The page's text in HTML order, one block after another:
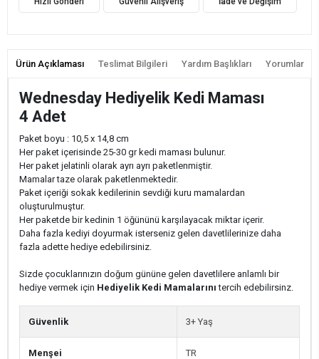
Ürün Açıklaması Teslimat Bilgileri Yardım Başlıkları Yorumlar
Wednesday Hediyelik Kedi Maması
4 Adet
Paket boyu : 10,5 ‌x 14,8 cm
Her paket içerisinde 25-30 gr kedi maması bulunur.
Her paket jelatinli olarak ayrı ayrı paketlenmiştir.
Mamalar taze olarak paketlenmektedir.
Paket içeriği sokak kedilerinin sevdiği kuru mamalardan
oluşturulmuştur.
Her paketde bir kedinin 1 öğününü karşılayacak miktar içerir.
Daha fazla kediyi doyurmak isterseniz gelen davetlilerinize daha
fazla adette hediye edebilirsiniz.
Sizde çocuklarınızın doğum gününe gelen davetlilere anlamlı bir
hediye vermek için Hediyelik Kedi Mamalarını tercih edebilirsinz.
Güvenlik 3+ Yaş
Menşei TR